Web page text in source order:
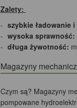
Zalety:
szybkie ładowanie
wysoka sprawność:
długa żywotność:
Magazyny
Czym są? Magazyny
pompowane